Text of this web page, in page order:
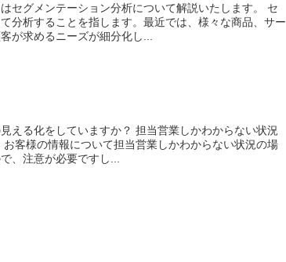
セグメンテーション分析について解説いたします。 セ
分析することを指します。最近では、様々な商品、サー
が求めるニーズが細分化し...
える化をしていますか？ 担当営業しかわからない状況
客様の情報について担当営業しかわからない状況の場
、注意が必要ですし...